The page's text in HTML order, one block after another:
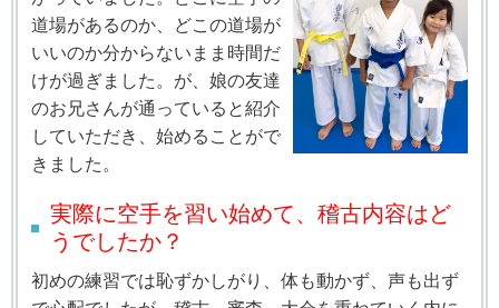
道場があるのか、どこの道場が
いいのか分からないまま時間だ
けが過ぎました。が、娘の友達
のお兄さんが通っていると紹介
していただき、始めることがで
きました。
実際に空手を習い始めて、稽古内容はど
うでしたか？
初めの練習では恥ずかしがり、体も動かず、声も出ず